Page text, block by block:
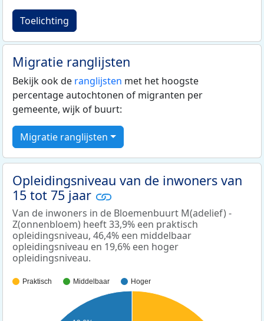
Toelichting
Migratie ranglijsten
Bekijk ook de ranglijsten met het hoogste
percentage autochtonen of migranten per
gemeente, wijk of buurt:
Migratie ranglijsten
Opleidingsniveau van de inwoners van
15 tot 75 jaar
Van de inwoners in de Bloemenbuurt M(adelief) -
Z(onnenbloem) heeft 33,9% een praktisch
opleidingsniveau, 46,4% een middelbaar
opleidingsniveau en 19,6% een hoger
opleidingsniveau.
Praktisch Middelbaar Hoger